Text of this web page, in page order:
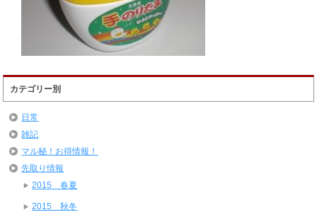
カテゴリー別
日常
雑記
マル秘！お得情報！
先取り情報
2015 春夏
2015 秋冬